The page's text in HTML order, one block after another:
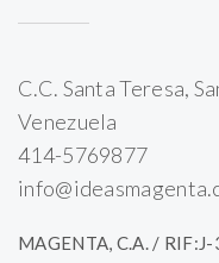
C.C. Santa Teresa,
Venezuela
414-5769877
MAGENTA, C.A. /